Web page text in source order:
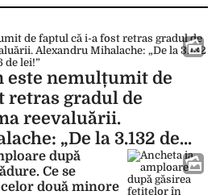
este nemulțumit de
retras gradul de
reevaluării.
„De la 3.132 de
cu 496 de lei!”
după
Ce se
două minore